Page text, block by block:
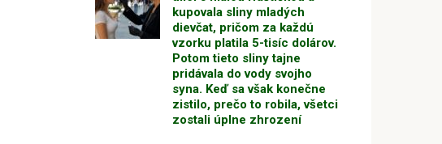
kupovala sliny mladých
dievčat, pričom za každú
vzorku platila 5-tisíc dolárov.
Potom tieto sliny tajne
pridávala do vody svojho
syna. Keď sa však konečne
zistilo, prečo to robila, všetci
zostali úplne zhrození